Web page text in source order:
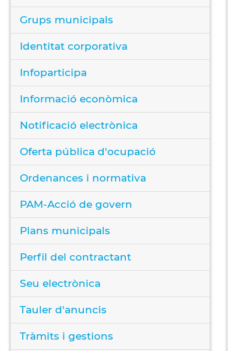
Grups municipals
Identitat corporativa
Infoparticipa
Informació econòmica
Notificació electrònica
Oferta pública d'ocupació
Ordenances i normativa
PAM-Acció de govern
Plans municipals
Perfil del contractant
Seu electrònica
Tauler d'anuncis
Tràmits i gestions